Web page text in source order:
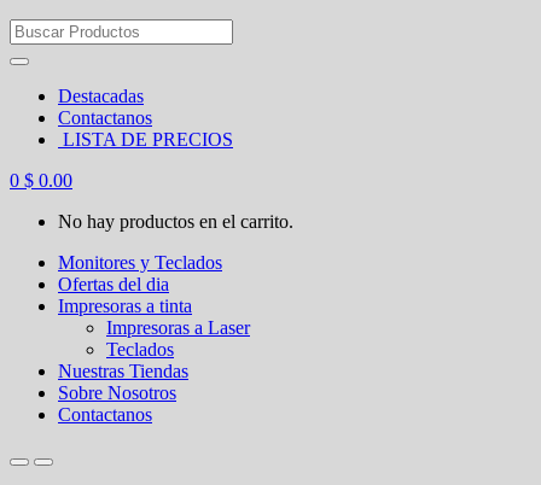
Search
for:
Destacadas
Contactanos
LISTA DE PRECIOS
0 $ 0.00
No hay productos en el carrito.
Monitores y Teclados
Ofertas del dia
Impresoras a tinta
Impresoras a Laser
Teclados
Nuestras Tiendas
Sobre Nosotros
Contactanos